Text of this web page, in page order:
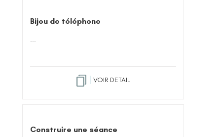
Bijou de téléphone
...
VOIR DETAIL
Construire une séance